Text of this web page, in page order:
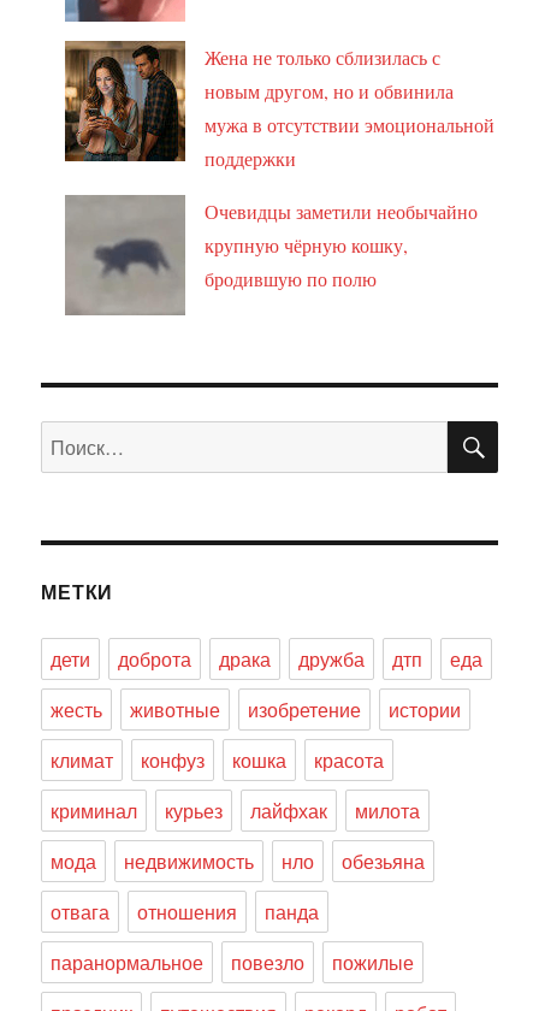
Жена не только сблизилась с
новым другом, но и обвинила
мужа в отсутствии эмоциональной
поддержки
Очевидцы заметили необычайно
крупную чёрную кошку,
бродившую по полю
Искать:
МЕТКИ
дети доброта драка дружба дтп
еда
жесть
животные изобретение
истории
климат
конфуз кошка
красота
криминал
курьез лайфхак
милота
мода
недвижимость нло
обезьяна
отвага
отношения
панда
паранормальное
повезло
пожилые